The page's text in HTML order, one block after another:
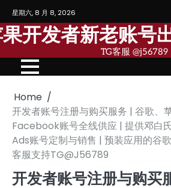
Skip
to
content
星期六, 8 月 8, 2026
开发者新老账号
TG客服 @j56789
Home
开发者账号注册与购买服务 | 谷歌、
Facebook账号全线供应 | 提供邓白
Ads账号定制与销售 | 预装应用的谷
客服支持TG@J56789
开发者账号注册与购买